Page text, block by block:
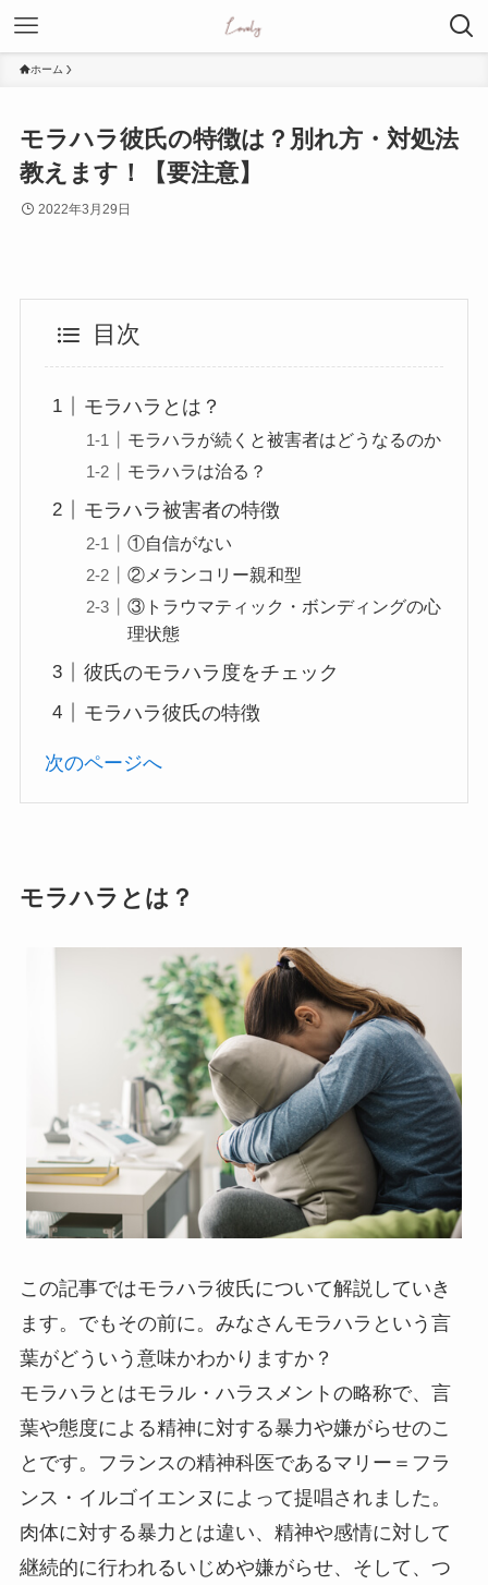
ホーム
モラハラ彼氏の特徴は？別れ方・対処法
教えます！【要注意】
2022年3月29日
目次
モラハラとは？
モラハラが続くと被害者はどうなるのか
モラハラは治る？
モラハラ被害者の特徴
①自信がない
②メランコリー親和型
③トラウマティック・ボンディングの心
理状態
彼氏のモラハラ度をチェック
モラハラ彼氏の特徴
次のページへ
モラハラとは？
この記事ではモラハラ彼氏について解説していき
ます。でもその前に。みなさんモラハラという言
葉がどういう意味かわかりますか？
モラハラとはモラル・ハラスメントの略称で、言
葉や態度による精神に対する暴力や嫌がらせのこ
とです。フランスの精神科医であるマリー＝フラ
ンス・イルゴイエンヌによって提唱されました。
肉体に対する暴力とは違い、精神や感情に対して
継続的に行われるいじめや嫌がらせ、そして、つ